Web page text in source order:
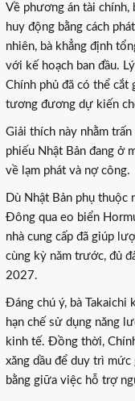
Về phương án tài chính,
huy động bằng cách
nhiên, bà khẳng định
với kế hoạch ban đầu.
Chính phủ đã có thể cắt
tương đương dự kiến
Giải thích này nhằm
phiếu Nhật Bản đang ở
về lạm phát và nợ công.
Dù Nhật Bản phụ thuộc
Đông qua eo biển
nhà cung cấp đã giúp
cùng kỳ năm trước, đủ
2027.
Đáng chú ý, bà Takaichi
hạn chế sử dụng năng
kinh tế. Đồng thời,
xăng dầu để duy trì
bằng giữa việc hỗ trợ